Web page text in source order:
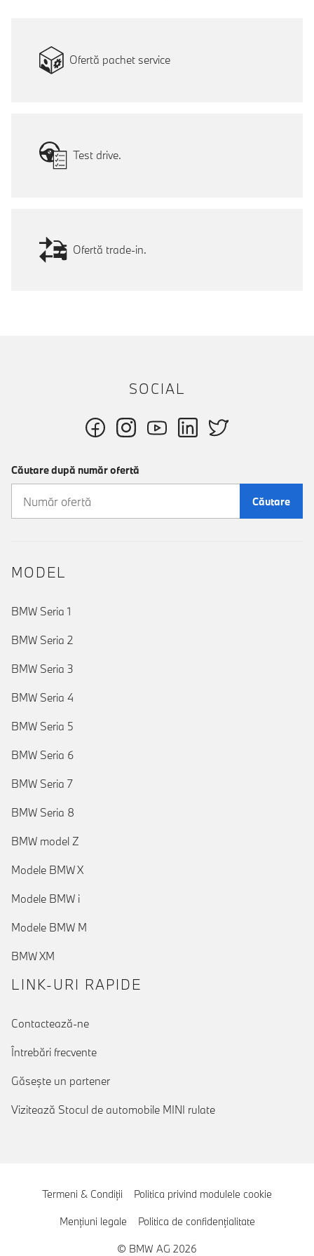
Ofertă pachet service
Test drive.
Ofertă trade-in.
SOCIAL
Căutare după număr ofertă
Căutare
MODEL
BMW Seria 1
BMW Seria 2
BMW Seria 3
BMW Seria 4
BMW Seria 5
BMW Seria 6
BMW Seria 7
BMW Seria 8
BMW model Z
Modele BMW X
Modele BMW i
Modele BMW M
BMW XM
LINK-URI RAPIDE
Contactează-ne
Întrebări frecvente
Găseşte un partener
Vizitează Stocul de automobile MINI rulate
Termeni & Condiţii Politica privind modulele cookie
Menţiuni legale Politica de confidenţialitate
© BMW AG 2026